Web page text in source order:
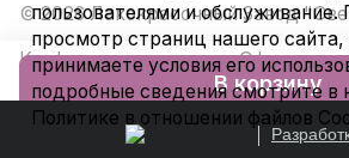
В корзину
© 2026 Лакокрасочный Завод
Конфиденциальность
Оферта
пользователями и
просмотр страниц нашего
принимаете условия его
подробные сведения смотрите в
Политике в отношении файлов